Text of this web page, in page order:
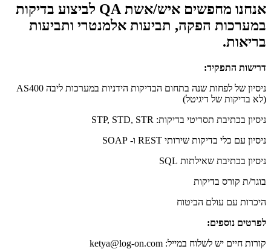
אנחנו מחפשים איש/אשת QA לביצוע בדיקות
במערכות הפקה, תביעות אלמנטרי ותביעות
בריאות.
דרישות התפקיד:
ניסיון של לפחות שנה בתחום הבדיקות הידניות במערכות ליבה AS400
(לא בדיקות של דיגיטל)
ניסיון בכתיבת תסריטי בדיקות: STP, STD, STR
ניסיון עם כלי בדיקות שירותי REST ו- SOAP
ניסיון בכתיבת שאילתות SQL
בוגר/ת קורס בדיקות
היכרות עם עולם הביטוח
לפרטים נוספים:
קורות חיים יש לשלוח במייל: ketya@log-on.com